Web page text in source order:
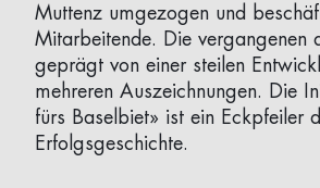
Muttenz umgezogen und
Mitarbeitende. Die vergangenen
geprägt von einer steilen
mehreren Auszeichnungen. Die
fürs Baselbiet» ist ein Eckpfeiler
Erfolgsgeschichte.